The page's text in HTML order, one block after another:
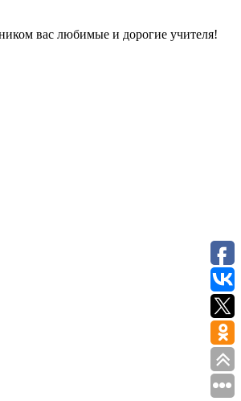
вас любимые и дорогие учителя!